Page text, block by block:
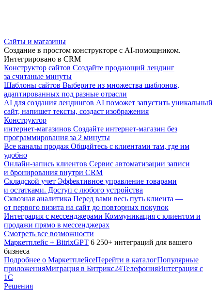
Сайты и магазины
Создание в простом конструкторе с AI-помощником.
Интегрировано в CRM
Конструктор сайтов Создайте продающий лендинг
за считаные минуты
Шаблоны сайтов Выберите из множества шаблонов,
адаптированных под разные отрасли
AI для создания лендингов AI поможет запустить уникальный
сайт, напишет тексты, создаст изображения
Конструктор
интернет-магазинов Создайте интернет-магазин без
программирования за 2 минуты
Все каналы продаж Общайтесь с клиентами там, где им
удобно
Онлайн-запись клиентов Сервис автоматизации записи
и бронирования внутри CRM
Складской учет Эффективное управление товарами
и остатками. Доступ с любого устройства
Сквозная аналитика Перед вами весь путь клиента —
от первого визита на сайт до повторных покупок
Интеграция с мессенджерами Коммуникация с клиентом и
продажи прямо в мессенджерах
Смотреть все возможности
Маркетплейс + BitrixGPT 6 250+ интеграций для вашего
бизнеса
Подробнее о МаркетплейсеПерейти в каталогПопулярные
приложенияМиграция в Битрикс24ТелефонияИнтеграция с
1С
Решения